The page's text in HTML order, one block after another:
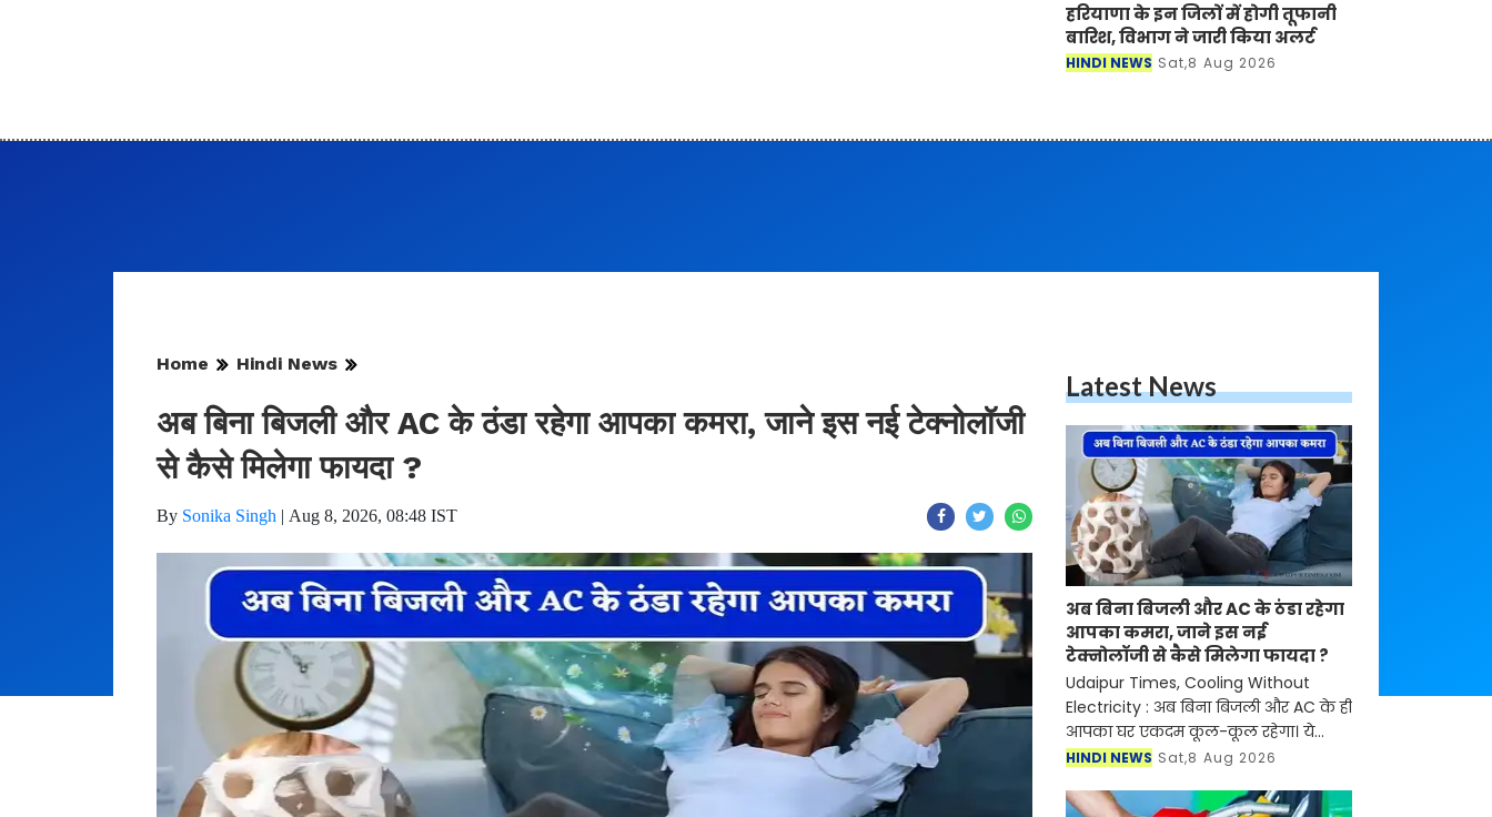
हरियाणा के इन जिलों में होगी तूफानी
बारिश, विभाग ने जारी किया अलर्ट
HINDI NEWS Sat,8 Aug 2026
Home Hindi News
अब बिना बिजली और AC के ठंडा रहेगा आपका कमरा, जाने इस नई टेक्नोलॉजी
से कैसे मिलेगा फायदा ?
By Sonika Singh | Aug 8, 2026, 08:48 IST
Latest News
अब बिना बिजली और AC के ठंडा रहेगा
आपका कमरा, जाने इस नई
टेक्नोलॉजी से कैसे मिलेगा फायदा ?
Udaipur Times, Cooling Without
Electricity : अब बिना बिजली और AC के ही
आपका घर एकदम कूल-कूल रहेगा। ये
सुनकर आप भी दंग रह गए ना। दरअसल,
Graz) के रिसर्चर्स ने 3D प्र
HINDI NEWS Sat,8 Aug 2026